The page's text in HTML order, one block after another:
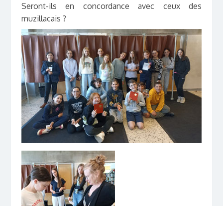
Seront-ils en concordance avec ceux des
muzillacais ?